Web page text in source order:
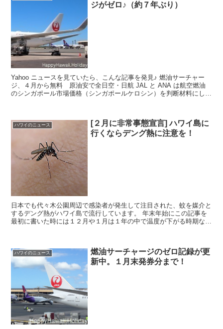
ジがゼロ♪（約７年ぶり）
Yahoo ニュースを見ていたら、こんな記事を発見♪ 燃油サーチャー
ジ、４月から無料 原油安で全日空・日航 JAL と ANA は航空燃油
のシンガポール市場価格（シンガポールケロシン）を判断材料にして
ハワイのニュース
[２月に非常事態宣言] ハワイ島に
行くならデング熱に注意を！
日本でも代々木公園周辺で感染者が発生して注目された、蚊を媒介と
するデング熱がハワイ島で流行しています。 年末年始にこの記事を
最初に書いた時には１２月や１月は１年の中で温度が下がる時期なの
ハワイのニュース
燃油サーチャージのゼロ記録が更
新中。１月末発券分まで！